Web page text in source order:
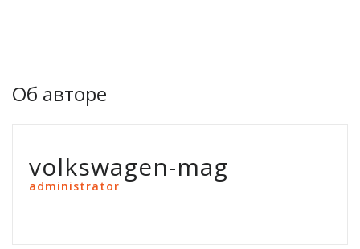
Об авторе
volkswagen-mag
administrator